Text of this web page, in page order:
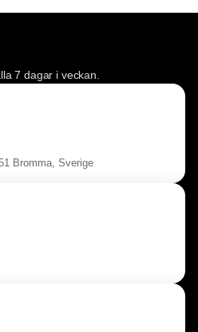
7 dagar i veckan.
Bromma, Sverige